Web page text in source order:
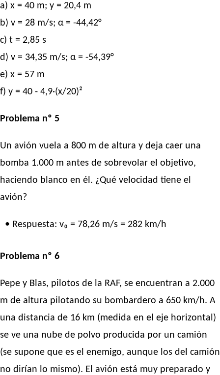
a) x = 40 m; y = 20,4 m
b) v = 28 m/s; α = -44,42°
c) t = 2,85 s
d) v = 34,35 m/s; α = -54,39°
e) x = 57 m
f) y = 40 - 4,9·(x/20)²
Problema nº 5
Un avión vuela a 800 m de altura y deja caer una
bomba 1.000 m antes de sobrevolar el objetivo,
haciendo blanco en él. ¿Qué velocidad tiene el
avión?
• Respuesta: v₀ = 78,26 m/s = 282 km/h
Problema nº 6
Pepe y Blas, pilotos de la RAF, se encuentran a 2.000
m de altura pilotando su bombardero a 650 km/h. A
una distancia de 16 km (medida en el eje horizontal)
se ve una nube de polvo producida por un camión
(se supone que es el enemigo, aunque los del camión
no dirían lo mismo). El avión está muy preparado y